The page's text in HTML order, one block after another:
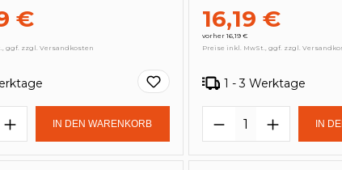
€
ggf. zzgl. Versandkosten
Anzahl: Gib den gewünschten
IN DEN WARENKORB
16,19 €
vorher 16,19 €
Preise inkl. MwSt., ggf. zzgl.
1 - 3 Werktage
Produkt IN